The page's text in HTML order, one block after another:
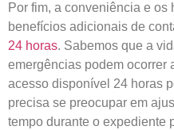
Por fim, a conveniência e os
benefícios adicionais de
24 horas. Sabemos que a
emergências podem ocorrer
acesso disponível 24 horas
precisa se preocupar em
tempo durante o expediente